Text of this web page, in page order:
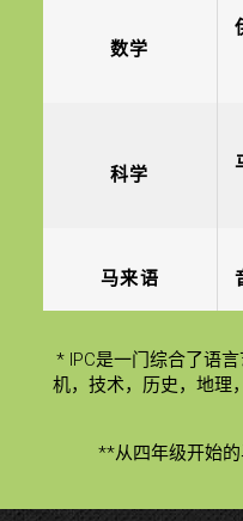
数学
科学
马来语
* IPC是一门综合了语
机，技术，历史，地理
**从四年级开始